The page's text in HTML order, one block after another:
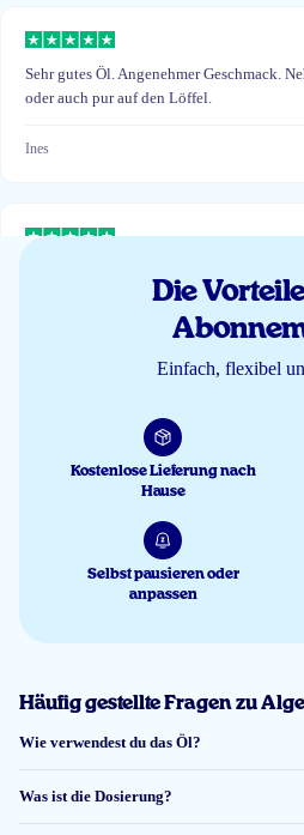
Sehr gutes Öl. Angenehmer Geschmack.
oder auch pur auf den Löffel.
Ines
Lekker van smaak, de service is netjes en
wachten op aanbiedingen
Anita
Die
Einfach, flexibel
Kostenlose Lieferung nach
Hause
Selbst pausieren oder
anpassen
Häufig gestellte Fragen zu
Wie verwendest du das Öl?
Was ist die Dosierung?